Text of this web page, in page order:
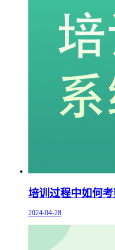
培训过程中如何
2024-04-28